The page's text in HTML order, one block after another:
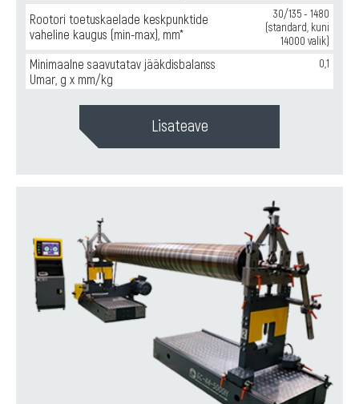
Rootori toetuskaelade keskpunktide
vaheline kaugus (min-max), mm*
30/135 - 1480
(standard, kuni
14000 valik)
Minimaalne saavutatav jääkdisbalanss
Umar, g x mm/kg
0,1
Lisateave